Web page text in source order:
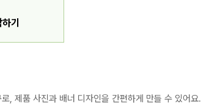
기
, 제품 사진과 배너 디자인을 간편하게 만들 수 있어요.